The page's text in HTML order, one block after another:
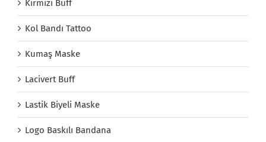
Kırmızı Buff
Kol Bandı Tattoo
Kumaş Maske
Lacivert Buff
Lastik Biyeli Maske
Logo Baskılı Bandana